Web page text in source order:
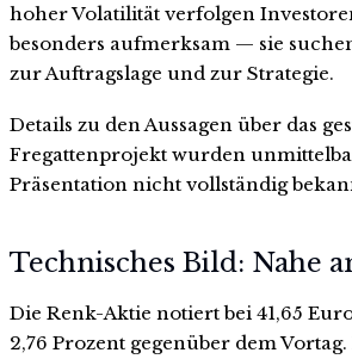
hoher Volatilität verfolgen
besonders aufmerksam — sie
zur Auftragslage und zur Strategie.
Details zu den Aussagen über das
Fregattenprojekt wurden
Präsentation nicht vollständig
Technisches Bild: Nahe
Die Renk-Aktie notiert bei 41,65
2,76 Prozent gegenüber dem